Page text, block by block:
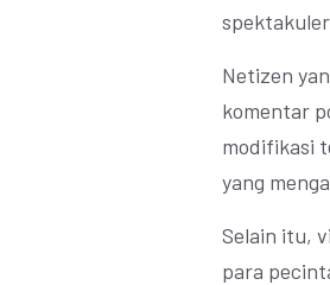
Netizen
komentar
modifikasi
yang
Selain itu,
para